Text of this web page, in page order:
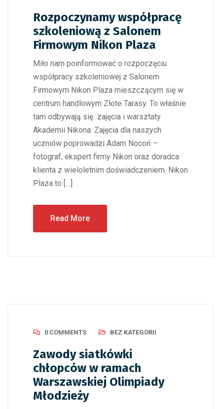
Rozpoczynamy współpracę
szkoleniową z Salonem
Firmowym Nikon Plaza
Miło nam poinformować o rozpoczęciu
współpracy szkoleniowej z Salonem
Firmowym Nikon Plaza mieszczącym się w
centrum handlowym Złote Tarasy. To właśnie
tam odbywają się zajęcia i warsztaty
Akademii Nikona. Zajęcia dla naszych
uczniów poprowadzi Adam Nocoń –
fotograf, ekspert firmy Nikon oraz doradca
klienta z wieloletnim doświadczeniem. Nikon
Plaza to […]
Read More
0 COMMENTS BEZ KATEGORII
Zawody siatkówki
chłopców w ramach
Warszawskiej Olimpiady
Młodzieży